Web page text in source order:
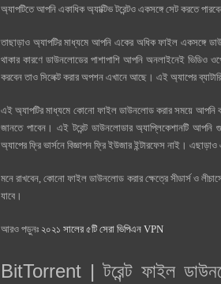
অ্যাপটিতে আপনি একাধিক অ্যাক্টিভ টরেন্টও একসঙ্গে সেট করতে
তাছাড়াও অ্যাপটির মাধ্যমে আপনি একের অধিক ফাইল একসঙ্গে
থাকার কারণে ডাউনলোডের পাশাপাশি আপনি অনলাইনেই
করবেন তাও সিলেক্ট করার অপশন এখানে আছে। এই অ্যাপের
এই অ্যাপটির মাধ্যমে কোনো ফাইল ডাউনলোড করার সময়ে আপনি
জানতে পাবেন। এই টরেন্ট ডাউনলোডার অ্যাপ্লিকেশানটি
অ্যাপের ফ্রি ভার্সনে বিজ্ঞাপন ফ্রি ইউজার ইন্টারফেস নাই।
মনে রাখবেন, কোনো ফাইল ডাউনলোড করার ক্ষেত্রে সীডার্স ও
যাবে।
আরও পড়ুনঃ ২০২১ সালের ৫টি সেরা ভিপিএন VPN
BitTorrent | টরেন্ট ফাইল